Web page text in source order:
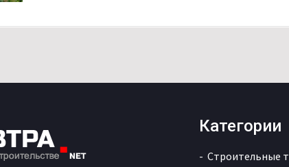
Категории
Строительные